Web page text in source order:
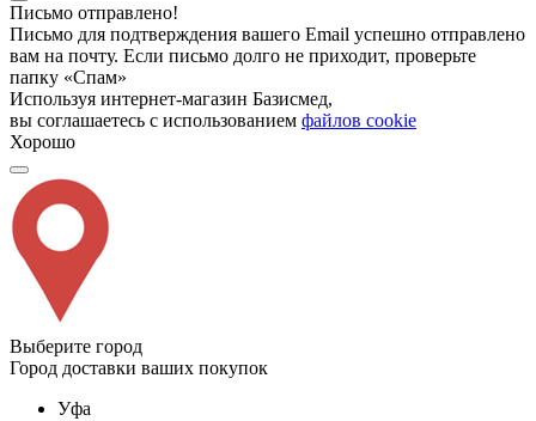
Письмо отправлено!
Письмо для подтверждения вашего Email успешно отправлено
вам на почту. Если письмо долго не приходит, проверьте
папку «Спам»
Используя интернет-магазин Базисмед,
вы соглашаетесь с использованием файлов cookie
Хорошо
Выберите город
Город доставки ваших покупок
Уфа